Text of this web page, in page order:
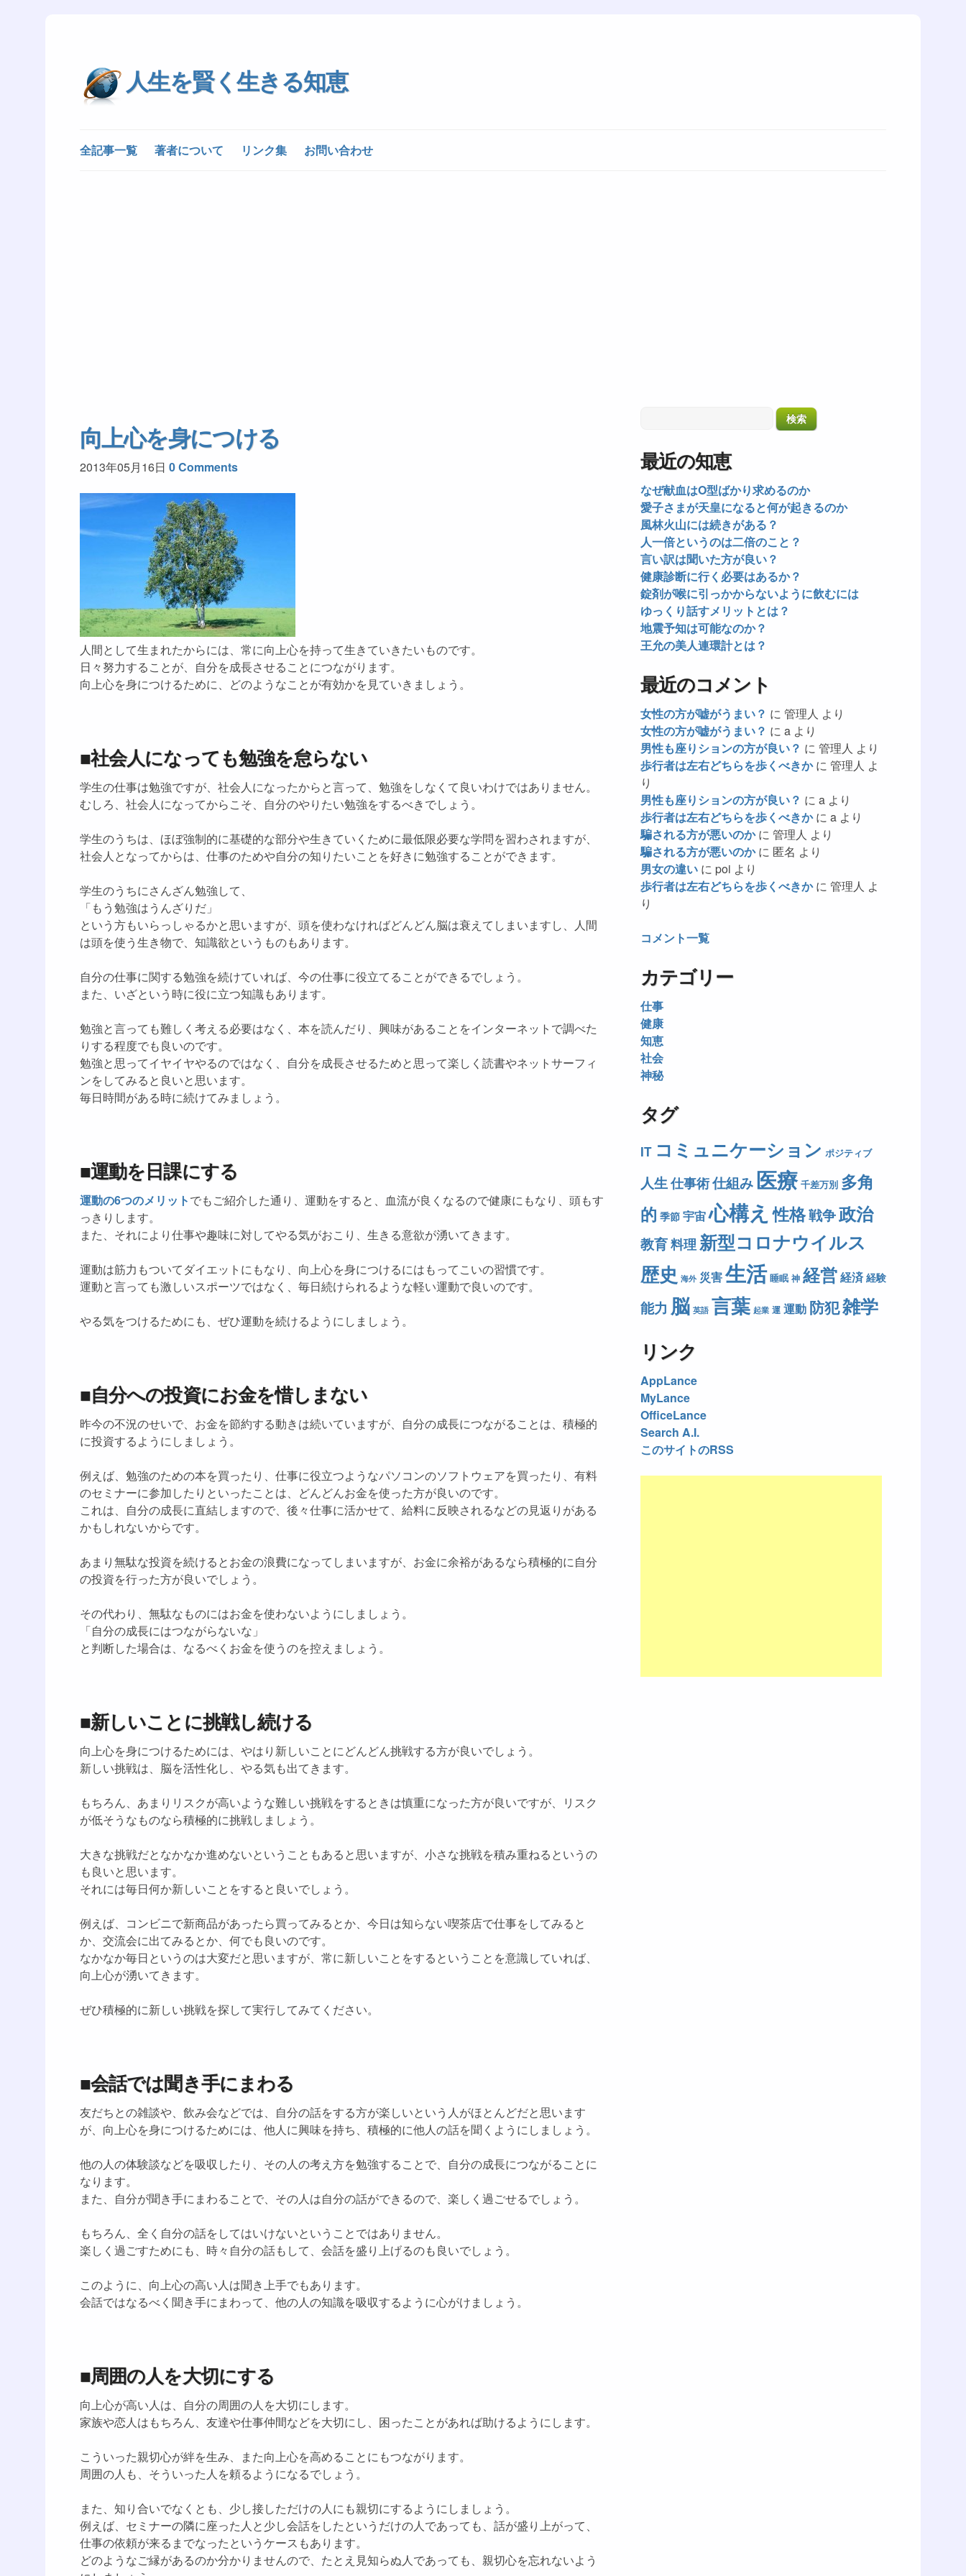
人生を賢く生きる知恵
全記事一覧 著者について リンク集 お問い合わせ
向上心を身につける
2013年05月16日 0 Comments
人間として生まれたからには、常に向上心を持って生きていきたいものです。
日々努力することが、自分を成長させることにつながります。
向上心を身につけるために、どのようなことが有効かを見ていきましょう。
■社会人になっても勉強を怠らない
学生の仕事は勉強ですが、社会人になったからと言って、勉強をしなくて良いわけではありません。
むしろ、社会人になってからこそ、自分のやりたい勉強をするべきでしょう。
学生のうちは、ほぼ強制的に基礎的な部分や生きていくために最低限必要な学問を習わされますが、
社会人となってからは、仕事のためや自分の知りたいことを好きに勉強することができます。
学生のうちにさんざん勉強して、
「もう勉強はうんざりだ」
という方もいらっしゃるかと思いますが、頭を使わなければどんどん脳は衰えてしまいますし、人間
は頭を使う生き物で、知識欲というものもあります。
自分の仕事に関する勉強を続けていれば、今の仕事に役立てることができるでしょう。
また、いざという時に役に立つ知識もあります。
勉強と言っても難しく考える必要はなく、本を読んだり、興味があることをインターネットで調べた
りする程度でも良いのです。
勉強と思ってイヤイヤやるのではなく、自分を成長させるためと思って楽しく読書やネットサーフィ
ンをしてみると良いと思います。
毎日時間がある時に続けてみましょう。
■運動を日課にする
運動の6つのメリットでもご紹介した通り、運動をすると、血流が良くなるので健康にもなり、頭もす
っきりします。
また、それにより仕事や趣味に対してやる気がおこり、生きる意欲が湧いてきます。
運動は筋力もついてダイエットにもなり、向上心を身につけるにはもってこいの習慣です。
運動と言っても激しいスポーツではなく、毎日続けられるような軽い運動で良いのです。
やる気をつけるためにも、ぜひ運動を続けるようにしましょう。
■自分への投資にお金を惜しまない
昨今の不況のせいで、お金を節約する動きは続いていますが、自分の成長につながることは、積極的
に投資するようにしましょう。
例えば、勉強のための本を買ったり、仕事に役立つようなパソコンのソフトウェアを買ったり、有料
のセミナーに参加したりといったことは、どんどんお金を使った方が良いのです。
これは、自分の成長に直結しますので、後々仕事に活かせて、給料に反映されるなどの見返りがある
かもしれないからです。
あまり無駄な投資を続けるとお金の浪費になってしまいますが、お金に余裕があるなら積極的に自分
の投資を行った方が良いでしょう。
その代わり、無駄なものにはお金を使わないようにしましょう。
「自分の成長にはつながらないな」
と判断した場合は、なるべくお金を使うのを控えましょう。
■新しいことに挑戦し続ける
向上心を身につけるためには、やはり新しいことにどんどん挑戦する方が良いでしょう。
新しい挑戦は、脳を活性化し、やる気も出てきます。
もちろん、あまりリスクが高いような難しい挑戦をするときは慎重になった方が良いですが、リスク
が低そうなものなら積極的に挑戦しましょう。
大きな挑戦だとなかなか進めないということもあると思いますが、小さな挑戦を積み重ねるというの
も良いと思います。
それには毎日何か新しいことをすると良いでしょう。
例えば、コンビニで新商品があったら買ってみるとか、今日は知らない喫茶店で仕事をしてみると
か、交流会に出てみるとか、何でも良いのです。
なかなか毎日というのは大変だと思いますが、常に新しいことをするということを意識していれば、
向上心が湧いてきます。
ぜひ積極的に新しい挑戦を探して実行してみてください。
■会話では聞き手にまわる
友だちとの雑談や、飲み会などでは、自分の話をする方が楽しいという人がほとんどだと思います
が、向上心を身につけるためには、他人に興味を持ち、積極的に他人の話を聞くようにしましょう。
他の人の体験談などを吸収したり、その人の考え方を勉強することで、自分の成長につながることに
なります。
また、自分が聞き手にまわることで、その人は自分の話ができるので、楽しく過ごせるでしょう。
もちろん、全く自分の話をしてはいけないということではありません。
楽しく過ごすためにも、時々自分の話もして、会話を盛り上げるのも良いでしょう。
このように、向上心の高い人は聞き上手でもあります。
会話ではなるべく聞き手にまわって、他の人の知識を吸収するように心がけましょう。
■周囲の人を大切にする
向上心が高い人は、自分の周囲の人を大切にします。
家族や恋人はもちろん、友達や仕事仲間などを大切にし、困ったことがあれば助けるようにします。
こういった親切心が絆を生み、また向上心を高めることにもつながります。
周囲の人も、そういった人を頼るようになるでしょう。
また、知り合いでなくとも、少し接しただけの人にも親切にするようにしましょう。
例えば、セミナーの隣に座った人と少し会話をしたというだけの人であっても、話が盛り上がって、
仕事の依頼が来るまでなったというケースもあります。
どのようなご縁があるのか分かりませんので、たとえ見知らぬ人であっても、親切心を忘れないよう
最近の知恵
なぜ献血はO型ばかり求めるのか
愛子さまが天皇になると何が起きるのか
風林火山には続きがある？
人一倍というのは二倍のこと？
言い訳は聞いた方が良い？
健康診断に行く必要はあるか？
錠剤が喉に引っかからないように飲むには
ゆっくり話すメリットとは？
地震予知は可能なのか？
王允の美人連環計とは？
最近のコメント
女性の方が嘘がうまい？ に 管理人 より
女性の方が嘘がうまい？ に a より
男性も座りションの方が良い？ に 管理人 より
歩行者は左右どちらを歩くべきかに 管理人 よ
り
男性も座りションの方が良い？ に a より
歩行者は左右どちらを歩くべきかに a より
騙される方が悪いのかに 管理人 より
騙される方が悪いのかに 匿名 より
男女の違い に poi より
歩行者は左右どちらを歩くべきかに 管理人 よ
り
コメント一覧
カテゴリー
仕事
健康
知恵
社会
神秘
タグ
IT コミュニケーション ポジティブ
人生仕事術仕組み医療 千差万別 多角
的 季節 宇宙心構え 性格戦争政治
教育料理 新型コロナウイルス
歴史 海外 災害生活 睡眠 神 経営経済 経験
能力 脳 英語 言葉 起業 運 運動 防犯雑学
リンク
AppLance
MyLance
OfficeLance
Search A.I.
このサイトのRSS